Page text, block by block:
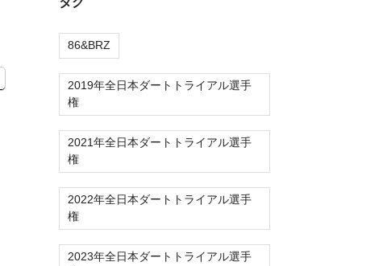
86&BRZ
2019年全日本ダートトライアル選手
権
2021年全日本ダートトライアル選手
権
2022年全日本ダートトライアル選手
権
2023年全日本ダートトライアル選手